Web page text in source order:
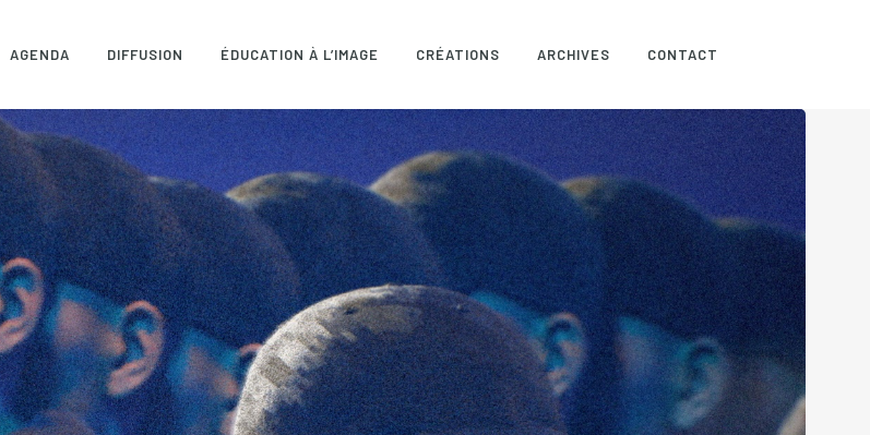
AGENDA DIFFUSION ÉDUCATION À L’IMAGE CRÉATIONS ARCHIVES CONTACT